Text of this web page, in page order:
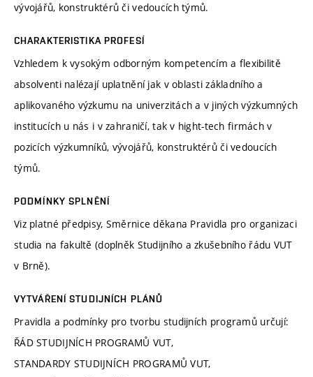
vývojářů, konstruktérů či vedoucích týmů.
CHARAKTERISTIKA PROFESÍ
Vzhledem k vysokým odborným kompetencím a flexibilitě
absolventi nalézají uplatnění jak v oblasti základního a
aplikovaného výzkumu na univerzitách a v jiných výzkumných
institucích u nás i v zahraničí, tak v hight-tech firmách v
pozicích výzkumníků, vývojářů, konstruktérů či vedoucích
týmů.
PODMÍNKY SPLNĚNÍ
Viz platné předpisy, Směrnice děkana Pravidla pro organizaci
studia na fakultě (doplněk Studijního a zkušebního řádu VUT
v Brně).
VYTVÁŘENÍ STUDIJNÍCH PLÁNŮ
Pravidla a podmínky pro tvorbu studijních programů určují:
ŘÁD STUDIJNÍCH PROGRAMŮ VUT,
STANDARDY STUDIJNÍCH PROGRAMŮ VUT,